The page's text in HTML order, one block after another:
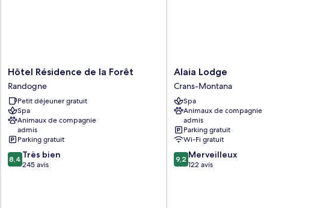
Hôtel
Résidence
de
la
Forêt
Randogne
Hôtel Résidence de la Forêt
Randogne
Petit déjeuner gratuit
Spa
Animaux de compagnie
admis
Parking gratuit
8.4
sur
8,4 Très bien
245 avis
Alaia
Lodge
Crans-
Montana
Alaia Lodge
Crans-Montana
Spa
Animaux de compagnie
admis
Parking gratuit
Wi-Fi gratuit
9.2
sur
9,2 Merveilleux
122 avis